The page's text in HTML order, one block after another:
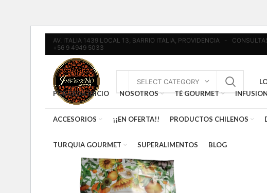
AV. ITALIA 1439 LOCAL 13, BARRIO ITALIA, PROVIDENCIA -
+56 9 4949 5033
SELECT CATEGORY
PORTADA INICIO
NOSOTROS TÉ GOURMET
ACCESORIOS ¡¡EN OFERTA!! PRODUCTOS CHILENOS
TURQUIA GOURMET SUPERALIMENTOS BLOG